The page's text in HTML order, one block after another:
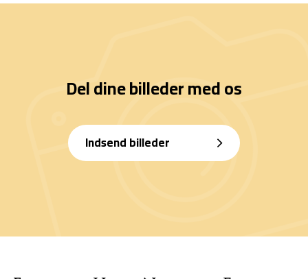
Del dine billeder med os
Indsend billeder